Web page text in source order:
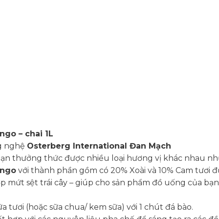
– chai 1L
nghệ Osterberg International Đan Mạch
thưởng thức được nhiều loại hương vị khác nhau
với thành phần gồm có 20% Xoài và 10% Cam tươi
mứt sệt trái cây – giúp cho sản phẩm đồ uống của
tươi (hoặc sữa chua/ kem sữa) với 1 chút đá bào.